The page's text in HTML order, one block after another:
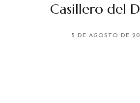
Casillero del
5 DE AGOSTO DE